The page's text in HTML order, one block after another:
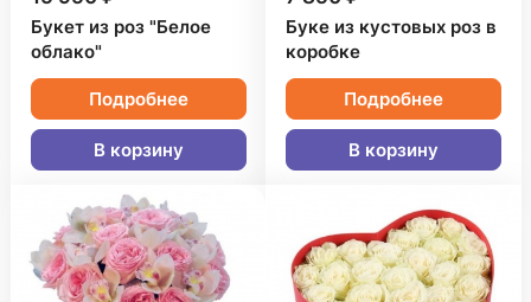
Букет из роз "Белое
облако"
Подробнее
В корзину
Буке из кустовых роз в
коробке
Подробнее
В корзину